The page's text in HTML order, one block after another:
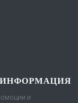
ИНФОРМАЦИЯ
и